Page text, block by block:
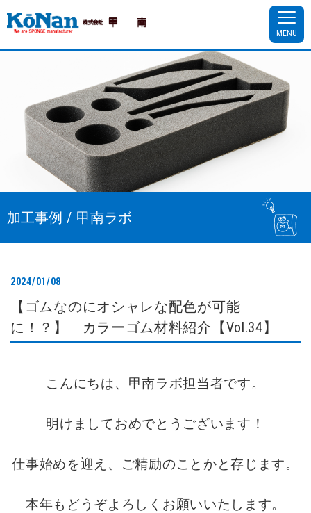
MENU
加工事例 / 甲南ラボ
2024/01/08
【ゴムなのにオシャレな配色が可能
に！？】 カラーゴム材料紹介【Vol.34】
こんにちは、甲南ラボ担当者です。
明けましておめでとうございます！
仕事始めを迎え、ご精励のことかと存じます。
本年もどうぞよろしくお願いいたします。